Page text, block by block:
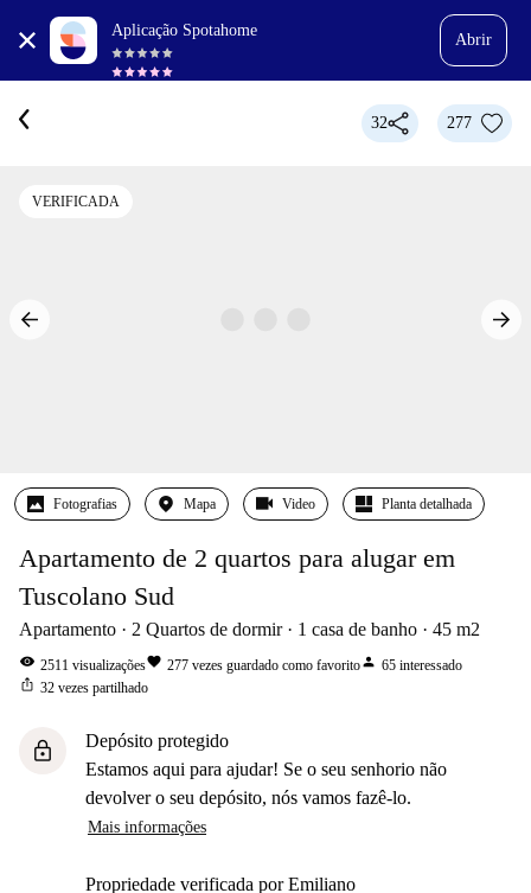
Aplicação Spotahome
Abrir
32 277
VERIFICADA
Fotografias Mapa Video Planta detalhada
Apartamento de 2 quartos para alugar em
Tuscolano Sud
Apartamento 2 Quartos de dormir 1 casa de banho 45 m2
visibility 2511 visualizaçõesfavorite 277 vezes guardado como favoritoperson 65 interessado
ios_share 32 vezes partilhado
lock
Depósito protegido
Estamos aqui para ajudar! Se o seu senhorio não
devolver o seu depósito, nós vamos fazê-lo.
Mais informações
propriedade verificada por Emiliano